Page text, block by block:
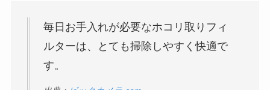
毎日お手入れが必要なホコリ取りフィ
ルターは、とても掃除しやすく快適で
す。